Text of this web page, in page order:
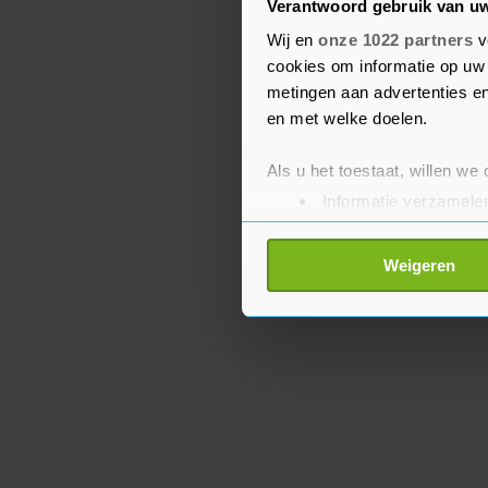
Verantwoord gebruik van
Wij en onze 1022 partners
cookies om informatie op
metingen aan advertenties
en met welke doelen.
Als u het toestaat, willen we
Informatie
Uw apparaat
Lees meer over hoe uw
Weigeren
spelende VVV-Venlo.
maakte in blessuretijd
Limburgers eerder een
weggewerkt.